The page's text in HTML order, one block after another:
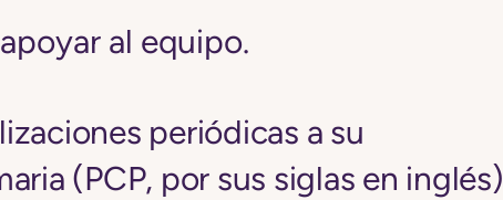
al equipo.
periódicas a su
(PCP, por sus siglas en inglés)